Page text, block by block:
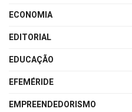
ECONOMIA
EDITORIAL
EDUCAÇÃO
EFEMÉRIDE
EMPREENDEDORISMO